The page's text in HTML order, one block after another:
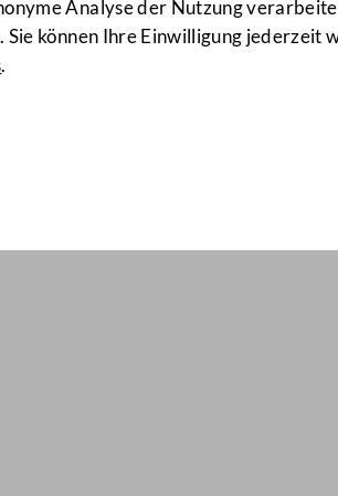
Analyse der Nutzung
Sie können Ihre Einwilligung
.
Nr: 522